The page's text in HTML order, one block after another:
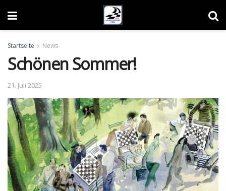
Startseite News
Schönen Sommer!
21. Juli 2025